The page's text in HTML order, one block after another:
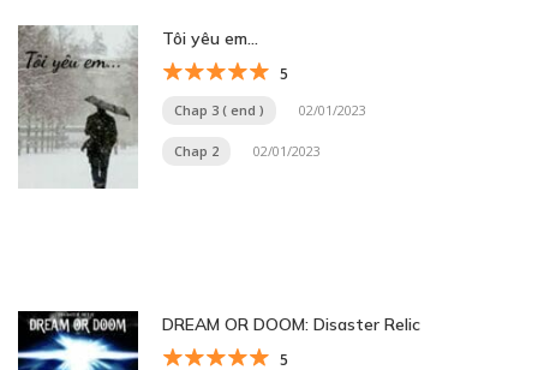
Tôi yêu em…
5
Chap 3 ( end ) 02/01/2023
Chap 2 02/01/2023
DREAM OR DOOM: Disaster Relic
5